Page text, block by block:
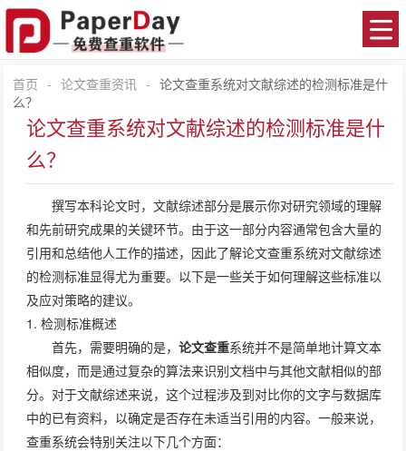
首页 - 论文查重资讯 - 论文查重系统对文献综述的检测标准是什
么？
论文查重系统对文献综述的检测标准是什
么？
撰写本科论文时，文献综述部分是展示你对研究领域的理解
和先前研究成果的关键环节。由于这一部分内容通常包含大量的
引用和总结他人工作的描述，因此了解论文查重系统对文献综述
的检测标准显得尤为重要。以下是一些关于如何理解这些标准以
及应对策略的建议。
1. 检测标准概述
首先，需要明确的是，论文查重系统并不是简单地计算文本
相似度，而是通过复杂的算法来识别文档中与其他文献相似的部
分。对于文献综述来说，这个过程涉及到对比你的文字与数据库
中的已有资料，以确定是否存在未适当引用的内容。一般来说，
查重系统会特别关注以下几个方面：